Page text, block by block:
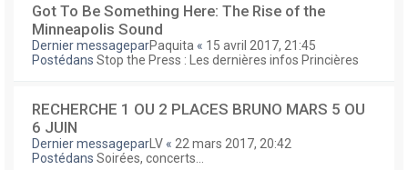
Got To Be Something Here: The Rise of the
Minneapolis Sound
Dernier messageparPaquita « 15 avril 2017, 21:45
Postédans Stop the Press : Les dernières infos Princières
RECHERCHE 1 OU 2 PLACES BRUNO MARS 5 OU
6 JUIN
Dernier messagepar LV « 22 mars 2017, 20:42
Postédans Soirées, concerts...